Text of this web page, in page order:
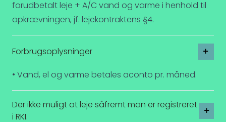
forudbetalt leje + A/C vand og varme i henhold til
opkrævningen, jf. lejekontraktens §4.
Forbrugsoplysninger
• Vand, el og varme betales aconto pr. måned.
Der ikke muligt at leje såfremt man er registreret
i RKI.